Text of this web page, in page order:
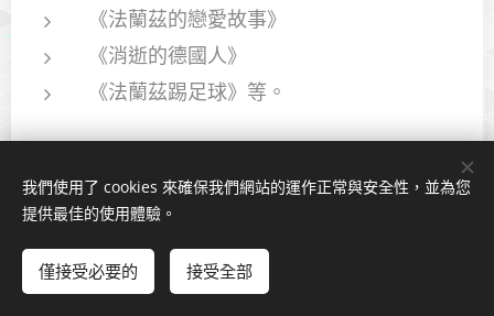
《法蘭茲的戀愛故事》
《消逝的德國人》
《法蘭茲踢足球》等。
由Webnode提供技術支援
我們使用了 cookies 來確保我們網站的運作正常與安全性，並為您
提供最佳的使用體驗。
僅接受必要的 接受全部